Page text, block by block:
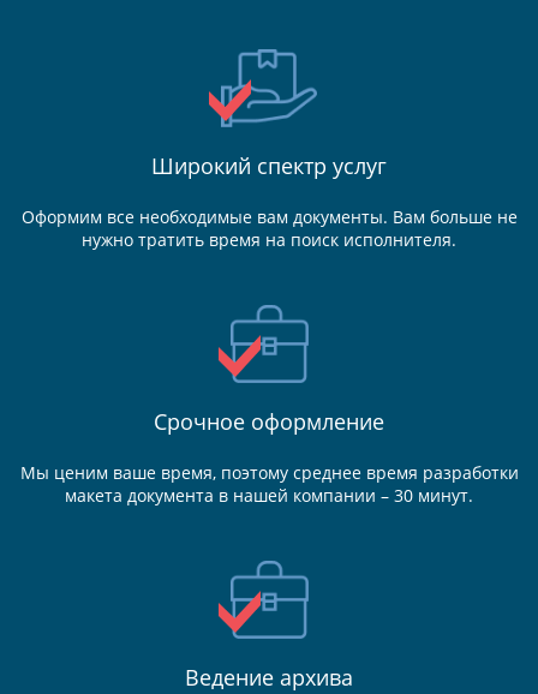
Широкий спектр услуг
Оформим все необходимые вам документы. Вам больше не
нужно тратить время на поиск исполнителя.
Срочное оформление
Мы ценим ваше время, поэтому среднее время разработки
макета документа в нашей компании – 30 минут.
Ведение архива